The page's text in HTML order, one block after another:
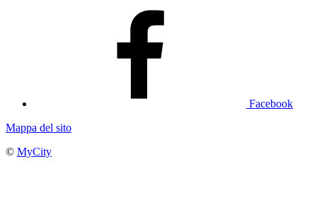
Facebook
Mappa del sito
© MyCity